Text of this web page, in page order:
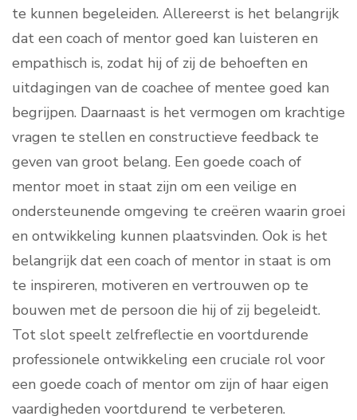
te kunnen begeleiden. Allereerst is het belangrijk
dat een coach of mentor goed kan luisteren en
empathisch is, zodat hij of zij de behoeften en
uitdagingen van de coachee of mentee goed kan
begrijpen. Daarnaast is het vermogen om krachtige
vragen te stellen en constructieve feedback te
geven van groot belang. Een goede coach of
mentor moet in staat zijn om een veilige en
ondersteunende omgeving te creëren waarin groei
en ontwikkeling kunnen plaatsvinden. Ook is het
belangrijk dat een coach of mentor in staat is om
te inspireren, motiveren en vertrouwen op te
bouwen met de persoon die hij of zij begeleidt.
Tot slot speelt zelfreflectie en voortdurende
professionele ontwikkeling een cruciale rol voor
een goede coach of mentor om zijn of haar eigen
vaardigheden voortdurend te verbeteren.